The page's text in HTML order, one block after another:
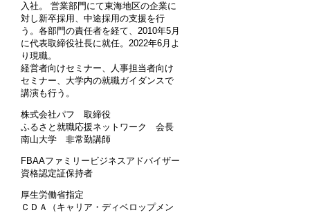
入社。 営業部門にて東海地区の企業に
対し新卒採用、中途採用の支援を行
う。各部門の責任者を経て、2010年5月
に代表取締役社長に就任。2022年6月よ
り現職。
経営者向けセミナー、人事担当者向け
セミナー、大学内の就職ガイダンスで
講演も行う。
株式会社パフ 取締役
ふるさと就職応援ネットワーク 会長
南山大学 非常勤講師
FBAAファミリービジネスアドバイザー
資格認定証保持者
厚生労働省指定
ＣＤＡ（キャリア・ディベロップメン